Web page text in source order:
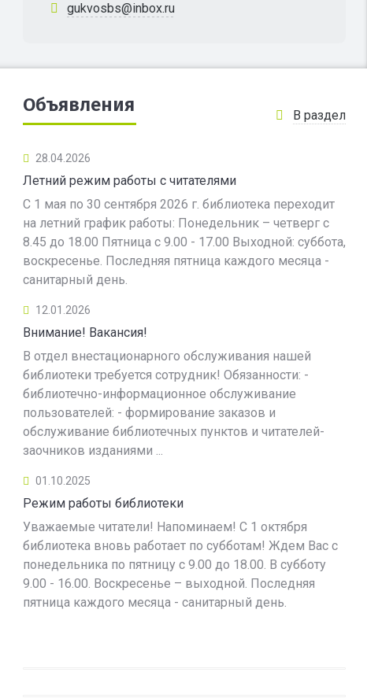
gukvosbs@inbox.ru
Объявления В раздел
28.04.2026
Летний режим работы с читателями
С 1 мая по 30 сентября 2026 г. библиотека переходит
на летний график работы: Понедельник – четверг с
8.45 до 18.00 Пятница с 9.00 - 17.00 Выходной: суббота,
воскресенье. Последняя пятница каждого месяца -
санитарный день.
12.01.2026
Внимание! Вакансия!
В отдел внестационарного обслуживания нашей
библиотеки требуется сотрудник! Обязанности: -
библиотечно-информационное обслуживание
пользователей: - формирование заказов и
обслуживание библиотечных пунктов и читателей-
заочников изданиями ...
01.10.2025
Режим работы библиотеки
Уважаемые читатели! Напоминаем! С 1 октября
библиотека вновь работает по субботам! Ждем Вас с
понедельника по пятницу с 9.00 до 18.00. В субботу
9.00 - 16.00. Воскресенье – выходной. Последняя
пятница каждого месяца - санитарный день.